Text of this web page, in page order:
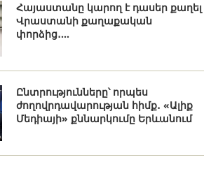
Հայաստանը կարող է դասեր քաղել
Վրաստանի քաղաքական
փորձից․...
Ընտրությունները՝ որպես
ժողովրդավարության հիմք․ «Ալիք
Մեդիայի» քննարկումը Երևանում